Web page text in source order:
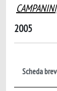
2005
Scheda